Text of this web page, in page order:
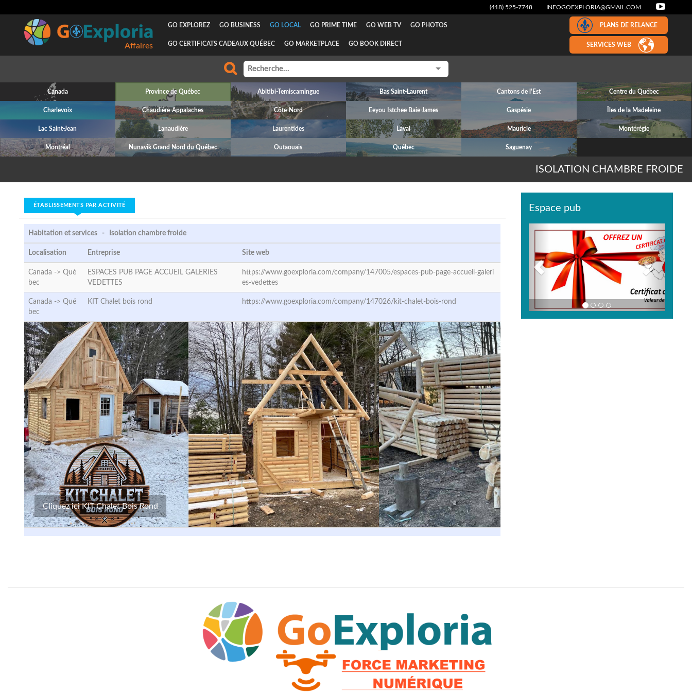
(418) 525-7748 INFOGOEXPLORIA@GMAIL.COM
Affaires
GO EXPLOREZ GO BUSINESS GO LOCAL GO PRIME TIME GO WEB TV GO PHOTOS
GO CERTIFICATS CADEAUX QUÉBEC GO MARKETPLACE GO BOOK DIRECT
PLANS DE RELANCE
SERVICES WEB
Canada Province de Québec Abitibi-Temiscamingue Bas Saint-Laurent Cantons de l'Est Centre du Québec
Charlevoix Chaudière-Appalaches Côte-Nord Eeyou Istchee Baie-James Gaspésie Îles de la Madeleine
Lac Saint-Jean Lanaudière Laurentides Laval Mauricie Montérégie
Montréal Nunavik Grand Nord du Québec Outaouais Québec Saguenay
ISOLATION CHAMBRE FROIDE
ÉTABLISSEMENTS PAR ACTIVITÉ
Habitation et services - Isolation chambre froide
Localisation Entreprise Site web
Canada -> Qué
bec
ESPACES PUB PAGE ACCUEIL GALERIES
VEDETTES
https://www.goexploria.com/company/147005/espaces-pub-page-accueil-galeri
es-vedettes
Canada -> Qué
bec
KIT Chalet bois rond https://www.goexploria.com/company/147026/kit-chalet-bois-rond
Cliquez ici KIT Chalet Bois Rond
Espace pub
Previous
Next